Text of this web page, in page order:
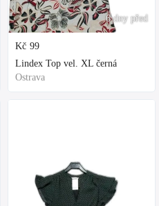
6 dny před
Kč 99
Lindex Top vel. XL černá
Ostrava